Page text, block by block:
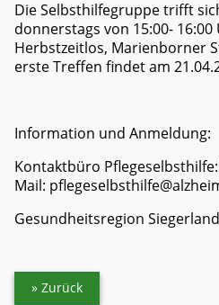
Die Selbsthilfegruppe trifft
donnerstags von 15:00- 16:00
Herbstzeitlos, Marienborner
erste Treffen findet am
Information und Anmeldung:
Kontaktbüro Pflegeselbsthilfe:
Mail:
Gesundheitsregion
Zurück